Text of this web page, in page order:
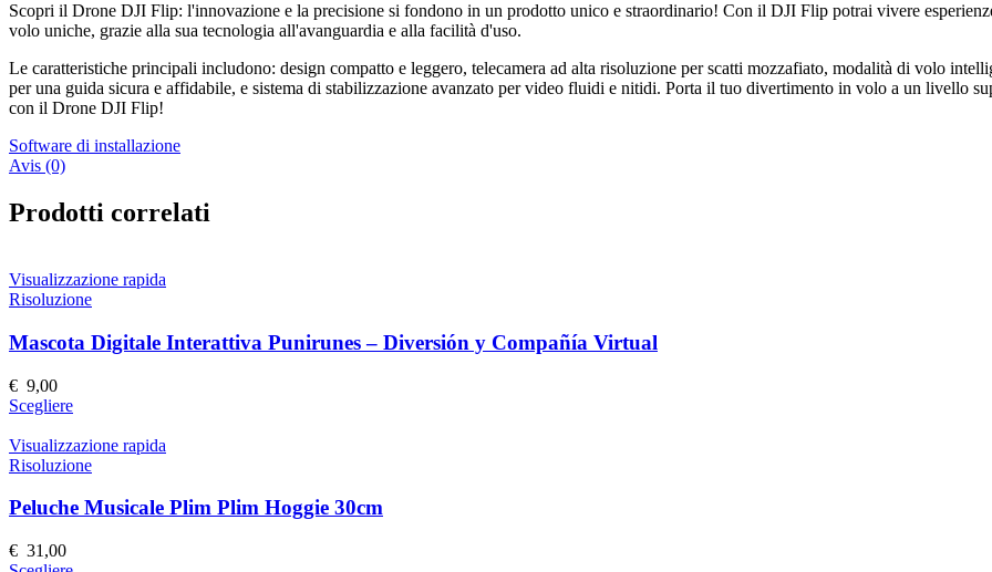
Scopri il Drone DJI Flip: l'innovazione e la precisione si fondono in un prodotto unico e straordinario! Con il DJI Flip potrai vivere
volo uniche, grazie alla sua tecnologia all'avanguardia e alla facilità d'uso.
Le caratteristiche principali includono: design compatto e leggero, telecamera ad alta risoluzione per scatti mozzafiato, modalità di volo
per una guida sicura e affidabile, e sistema di stabilizzazione avanzato per video fluidi e nitidi. Porta il tuo divertimento in volo a un livello
con il Drone DJI Flip!
Software di installazione
Avis (0)
Prodotti correlati
Visualizzazione rapida
Risoluzione
Mascota Digitale Interattiva Punirunes – Diversión y Compañía Virtual
€ 9,00
ScegliereQuesto
ha
più
Le
Visualizzazione rapida
Risoluzione
Peluche Musicale Plim Plim Hoggie 30cm
€ 31,00